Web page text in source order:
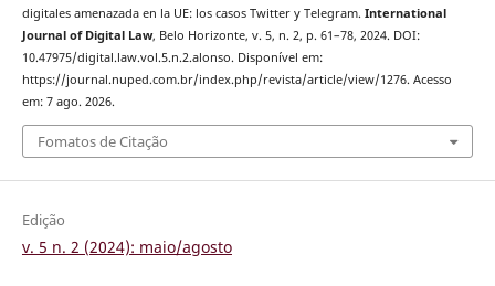
digitales amenazada en la UE: los casos Twitter y Telegram. International
Journal of Digital Law, Belo Horizonte, v. 5, n. 2, p. 61–78, 2024. DOI:
10.47975/digital.law.vol.5.n.2.alonso. Disponível em:
https://journal.nuped.com.br/index.php/revista/article/view/1276. Acesso
em: 7 ago. 2026.
Fomatos de Citação
Edição
v. 5 n. 2 (2024): maio/agosto